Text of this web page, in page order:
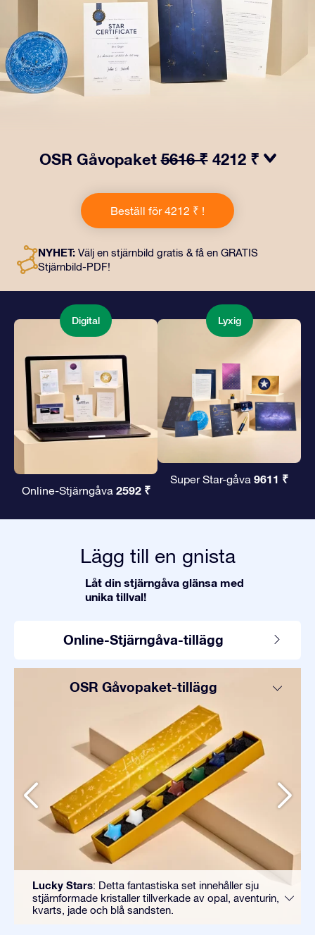
OSR Gåvopaket5616 ₹ 4212 ₹
gåva ingår ett vackert kuvert och personliga dokument
som skickas till en adress som du väljer, samt digitala
dokument och fri användning av våra appar. Det är ett
kära.
Beställ för 4212 ₹ !
NYHET: Välj en stjärnbild gratis & få en GRATIS
Stjärnbild-PDF!
Digital
Online-Stjärngåva 2592 ₹
Lyxig
Super Star-gåva 9611 ₹
Lägg till en gnista
Låt din stjärngåva glänsa med
unika tillval!
Online-Stjärngåva-tillägg
OSR Gåvopaket-tillägg
Lucky Stars: Detta fantastiska set innehåller sju
stjärnformade kristaller tillverkade av opal, aventurin,
kvarts, jade och blå sandsten.